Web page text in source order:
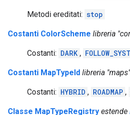
Metodi ereditati: stop
Costanti ColorScheme libreria
Costanti: DARK ,
Costanti MapTypeId libreria "maps"
Costanti: HYBRID , ROADMAP ,
Classe MapTypeRegistry estende